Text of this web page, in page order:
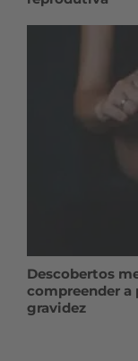
Descobertos
compreender a
gravidez